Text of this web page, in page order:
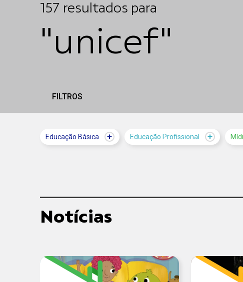
157 resultados para
"unicef"
FILTROS
Educação Básica Educação Profissional
Notícias